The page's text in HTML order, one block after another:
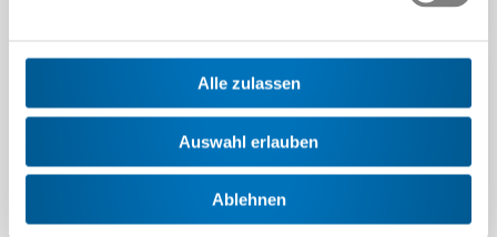
Alle zulassen
Auswahl erlauben
Ablehnen